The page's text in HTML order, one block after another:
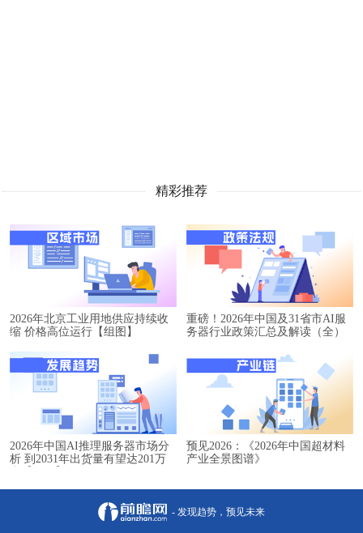
精彩推荐
2026年北京工业用地供应持续收
缩 价格高位运行【组图】
重磅！2026年中国及31省市AI服
务器行业政策汇总及解读（全）
2026年中国AI推理服务器市场分
析 到2031年出货量有望达201万
预见2026：《2026年中国超材料
产业全景图谱》
- 发现趋势，预见未来